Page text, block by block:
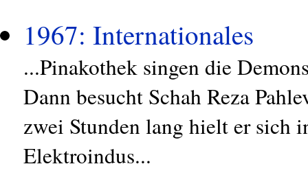
1967: Internationales
...Pinakothek singen die
Dann besucht Schah Reza
zwei Stunden lang hielt er sich
Elektroindus...